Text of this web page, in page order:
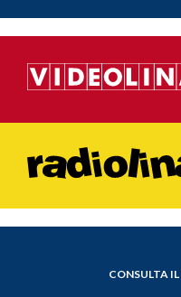
CONSULTA